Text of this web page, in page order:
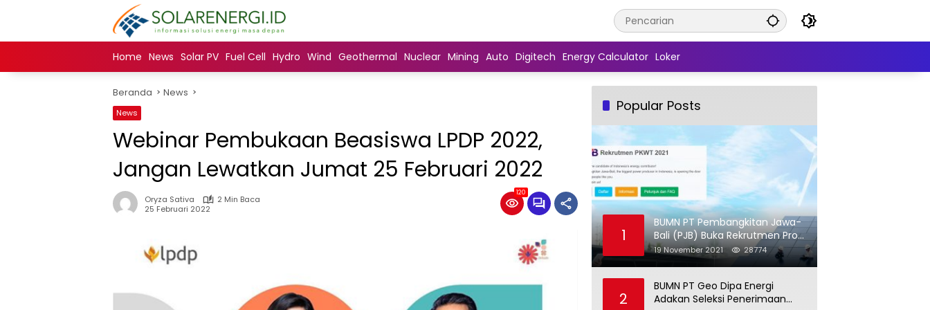
Home News Solar PV Fuel Cell Hydro Wind Geothermal Nuclear Mining Auto Digitech Energy Calculator Loker
Beranda News
News
Webinar Pembukaan Beasiswa LPDP 2022,
Jangan Lewatkan Jumat 25 Februari 2022
Oryza Sativa
2 Min Baca
25 Februari 2022
120
Popular Posts
1
BUMN PT Pembangkitan Jawa-
Bali (PJB) Buka Rekrutmen Pro
Hire (PKWT)
19 November 2021 28774
2
BUMN PT Geo Dipa Energi
Adakan Seleksi Penerimaan